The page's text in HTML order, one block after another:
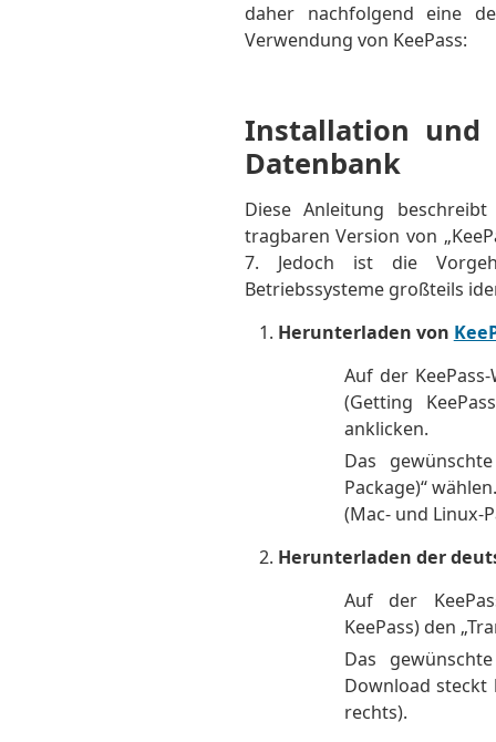
daher nachfolgend eine
Verwendung von KeePass:
Installation und
Datenbank
Diese Anleitung
tragbaren Version von
7. Jedoch ist die
Betriebssysteme großteils
Herunterladen von
Auf der
(Getting
anklicken.
Das
Package)“ wählen.
(Mac- und Linux-
Herunterladen der
Auf der
KeePass) den
Das
Download steckt
rechts).